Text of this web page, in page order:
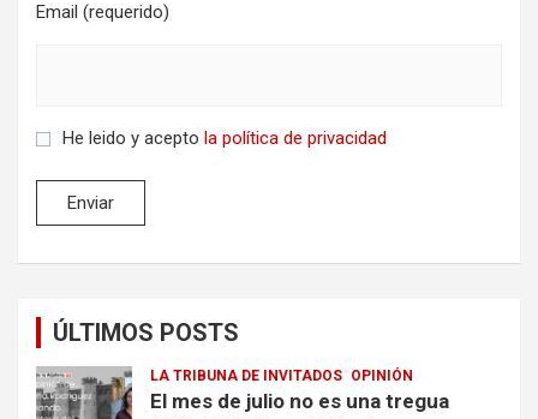
Email (requerido)
He leido y acepto la política de privacidad
ÚLTIMOS POSTS
LA TRIBUNA DE INVITADOS OPINIÓN
El mes de julio no es una tregua